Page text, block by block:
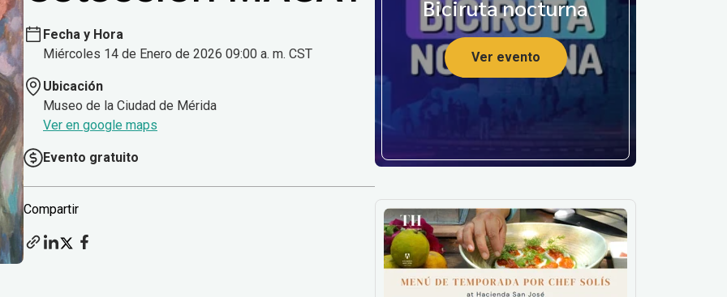
Fecha y Hora
Miércoles 14 de Enero de 2026 09:00 a. m. CST
Ubicación
Museo de la Ciudad de Mérida
Ver en google maps
Evento gratuito
Compartir
Biciruta nocturna
Ver evento